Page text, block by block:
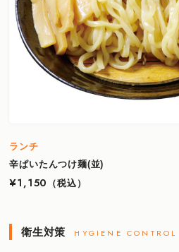
ランチ
辛ぱいたんつけ麺(並)
¥1,150
（税込）
衛生対策 HYGIENE CONTROL